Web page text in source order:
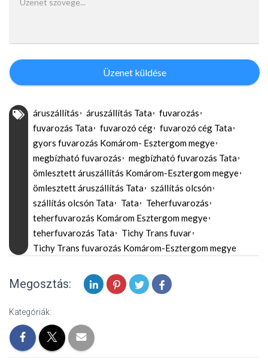
Üzenet küldése
áruszállítás áruszállítás Tata
fuvarozás
fuvarozás Tata
fuvarozó cég
fuvarozó cég Tata
gyors fuvarozás Komárom- Esztergom megye
megbízható fuvarozás
megbízható fuvarozás Tata
ömlesztett áruszállítás Komárom-Esztergom megye
ömlesztett áruszállítás Tata
szállítás olcsón
szállítás olcsón Tata
Tata
Teherfuvarozás
teherfuvarozás Komárom Esztergom megye
teherfuvarozás Tata
Tichy Trans fuvar
Tichy Trans fuvarozás Komárom-Esztergom megye
Megosztás:
Kategóriák: